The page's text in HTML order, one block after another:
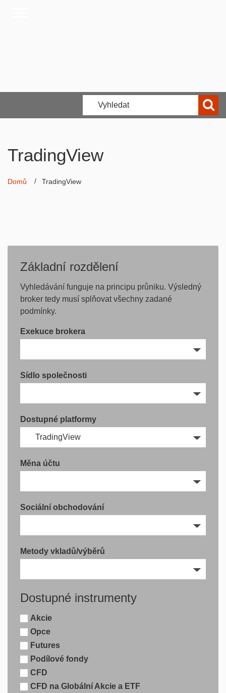
TradingView
Domů TradingView
Základní rozdělení
Vyhledávání funguje na principu průniku. Výsledný
broker tedy musí splňovat všechny zadané
podmínky.
Exekuce brokera
Sídlo společnosti
Dostupné platformy
Měna účtu
Sociální obchodování
Metody vkladů/výběrů
Dostupné instrumenty
Akcie
Opce
Futures
Podílové fondy
CFD
CFD na Globální Akcie a ETF